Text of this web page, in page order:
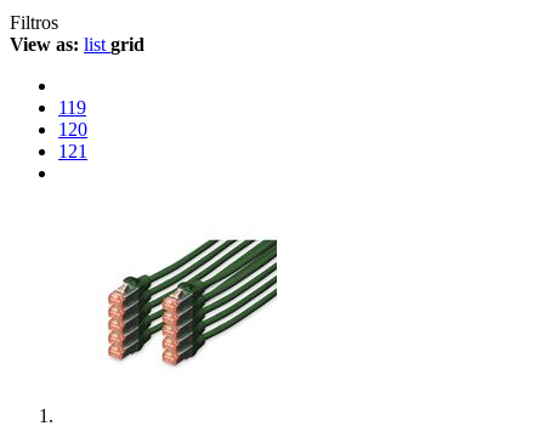
Filtros
View as: list grid
119
120
121